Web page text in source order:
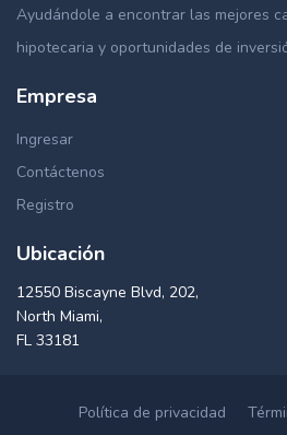
Ayudándole a encontrar las mejores
hipotecaria y oportunidades de
Empresa
Ingresar
Contáctenos
Registro
Ubicación
12550 Biscayne Blvd, 202,
North Miami,
FL 33181
Política de privacidad